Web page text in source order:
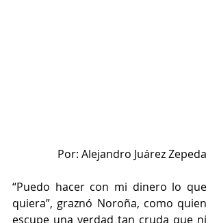
Por: Alejandro Juárez Zepeda
“Puedo hacer con mi dinero lo que
quiera”, graznó Noroña, como quien
escupe una verdad tan cruda que ni